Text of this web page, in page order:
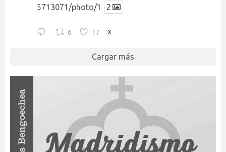
5713071/photo/1
2
6 17 X
Cargar más